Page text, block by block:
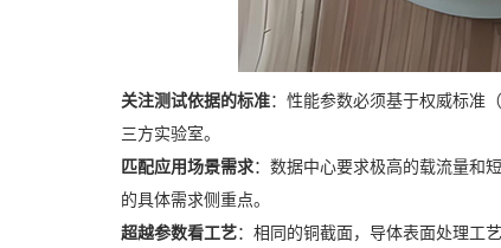
关注测试依据的标准：性能参数必须基于权威标准
三方实验室。
匹配应用场景需求：数据中心要求极高的载流量和
的具体需求侧重点。
超越参数看工艺：相同的铜截面，导体表面处理工